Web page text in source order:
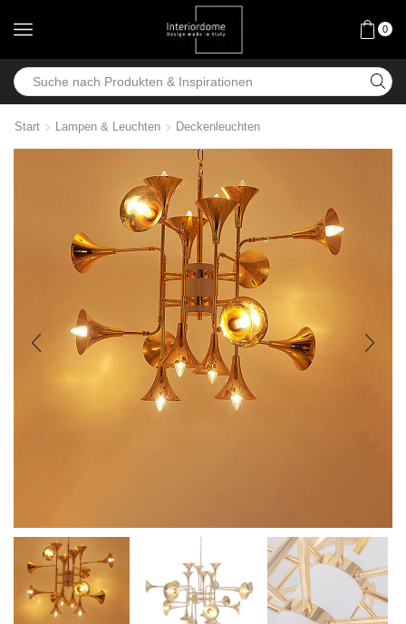
0
Start Lampen & Leuchten Deckenleuchten